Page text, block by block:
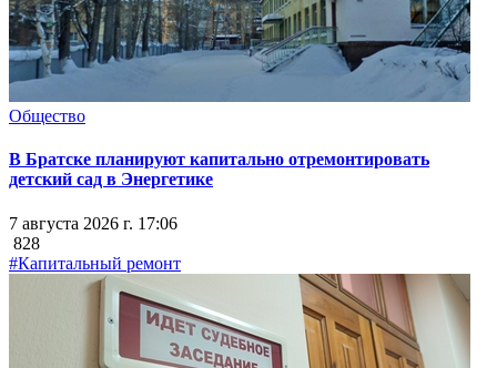
Общество
В Братске планируют капитально отремонтировать
детский сад в Энергетике
7 августа 2026 г. 17:06
828
#Капитальный ремонт